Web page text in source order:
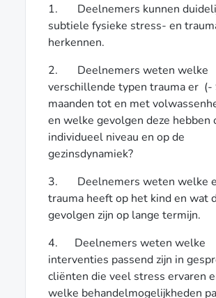
1. Deelnemers kunnen
subtiele fysieke stress- en
herkennen.
2. Deelnemers weten welke
verschillende typen trauma er (-
maanden tot en met
en welke gevolgen deze hebben
individueel niveau en op de
gezinsdynamiek?
3. Deelnemers weten welke
trauma heeft op het kind en wat
gevolgen zijn op lange termijn.
4. Deelnemers weten welke
interventies passend zijn in
cliënten die veel stress ervaren
welke behandelmogelijkheden